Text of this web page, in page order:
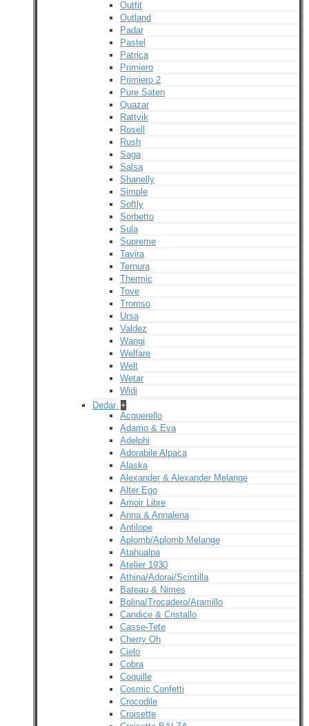
Outfit
Outland
Padar
Pastel
Patrica
Primiero
Primiero 2
Pure Saten
Quazar
Rattvik
Rosell
Rush
Saga
Salsa
Shanelly
Simple
Softly
Sorbetto
Sula
Supreme
Tavira
Ternura
Thermic
Tove
Tromso
Ursa
Valdez
Wangi
Welfare
Welt
Wetar
Widi
Dedar +
Acquerello
Adamo & Eva
Adelphi
Adorabile Alpaca
Alaska
Alexander & Alexander Melange
Alter Ego
Amoir Libre
Anna & Annalena
Antilope
Aplomb/Aplomb Melange
Atahualpa
Atelier 1930
Athina/Adorai/Scintilla
Bateau & Nimes
Bolina/Trocadero/Aramillo
Candice & Cristallo
Casse-Tete
Cherry Oh
Cielo
Cobra
Coquille
Cosmic Confetti
Crocodile
Croisette